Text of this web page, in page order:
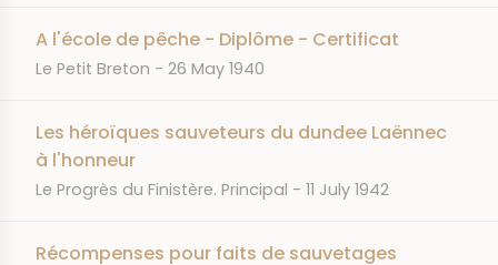
A l'école de pêche - Diplôme - Certificat
JOURNAL
Le Petit Breton DATE
26 May 1940
Les héroïques sauveteurs du dundee Laënnec
à l'honneur
JOURNAL
Le Progrès du Finistère. Principal DATE
11 July 1942
Récompenses pour faits de sauvetages